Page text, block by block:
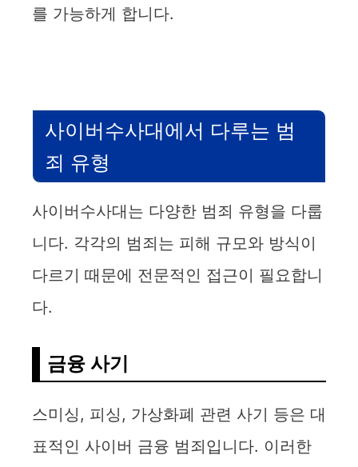
를 가능하게 합니다.
사이버수사대에서 다루는 범
죄 유형
사이버수사대는 다양한 범죄 유형을 다룹
니다. 각각의 범죄는 피해 규모와 방식이
다르기 때문에 전문적인 접근이 필요합니
다.
금융 사기
스미싱, 피싱, 가상화폐 관련 사기 등은 대
표적인 사이버 금융 범죄입니다. 이러한